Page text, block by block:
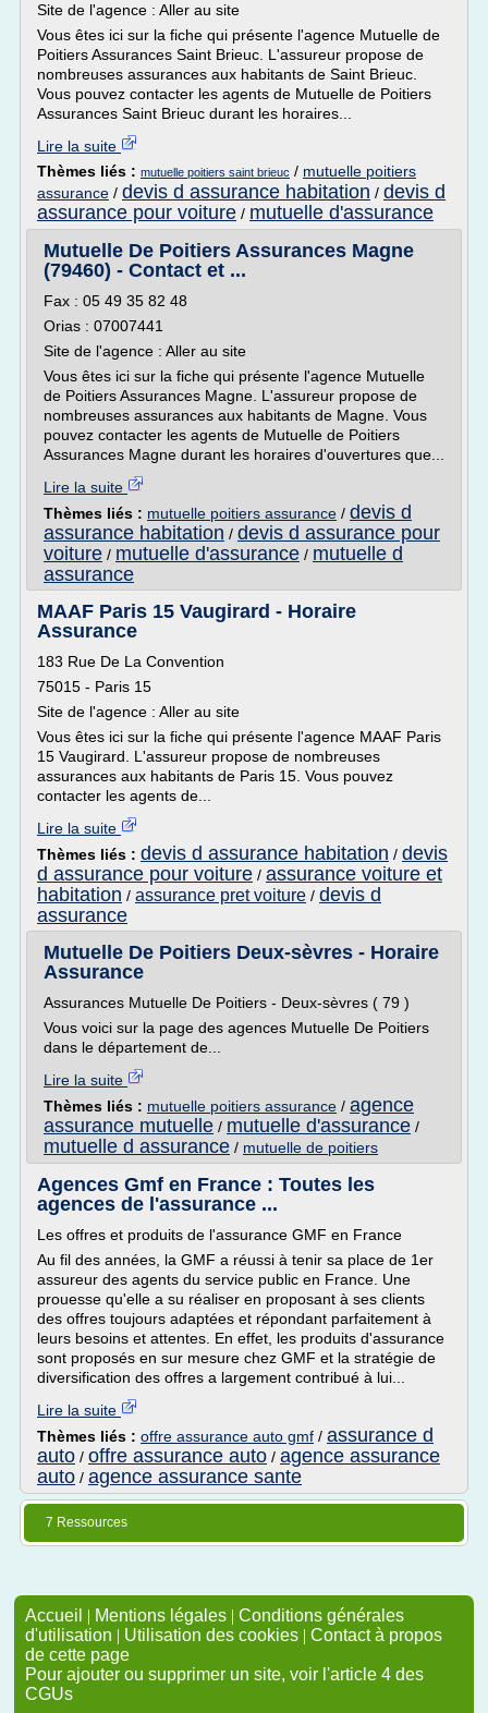
Site de l'agence : Aller au site
Vous êtes ici sur la fiche qui présente l'agence Mutuelle de
Poitiers Assurances Saint Brieuc. L'assureur propose de
nombreuses assurances aux habitants de Saint Brieuc.
Vous pouvez contacter les agents de Mutuelle de Poitiers
Assurances Saint Brieuc durant les horaires...
Lire la suite
Thèmes liés : mutuelle poitiers saint brieuc / mutuelle poitiers
assurance / devis d assurance habitation / devis d
assurance pour voiture / mutuelle d'assurance
Mutuelle De Poitiers Assurances Magne
(79460) - Contact et ...
Fax : 05 49 35 82 48
Orias : 07007441
Site de l'agence : Aller au site
Vous êtes ici sur la fiche qui présente l'agence Mutuelle
de Poitiers Assurances Magne. L'assureur propose de
nombreuses assurances aux habitants de Magne. Vous
pouvez contacter les agents de Mutuelle de Poitiers
Assurances Magne durant les horaires d'ouvertures que...
Lire la suite
Thèmes liés : mutuelle poitiers assurance / devis d
assurance habitation / devis d assurance pour
voiture / mutuelle d'assurance / mutuelle d
assurance
MAAF Paris 15 Vaugirard - Horaire
Assurance
183 Rue De La Convention
75015 - Paris 15
Site de l'agence : Aller au site
Vous êtes ici sur la fiche qui présente l'agence MAAF Paris
15 Vaugirard. L'assureur propose de nombreuses
assurances aux habitants de Paris 15. Vous pouvez
contacter les agents de...
Lire la suite
Thèmes liés : devis d assurance habitation / devis
d assurance pour voiture / assurance voiture et
habitation / assurance pret voiture / devis d
assurance
Mutuelle De Poitiers Deux-sèvres - Horaire
Assurance
Assurances Mutuelle De Poitiers - Deux-sèvres ( 79 )
Vous voici sur la page des agences Mutuelle De Poitiers
dans le département de...
Lire la suite
Thèmes liés : mutuelle poitiers assurance / agence
assurance mutuelle / mutuelle d'assurance /
mutuelle d assurance / mutuelle de poitiers
Agences Gmf en France : Toutes les
agences de l'assurance ...
Les offres et produits de l'assurance GMF en France
Au fil des années, la GMF a réussi à tenir sa place de 1er
assureur des agents du service public en France. Une
prouesse qu'elle a su réaliser en proposant à ses clients
des offres toujours adaptées et répondant parfaitement à
leurs besoins et attentes. En effet, les produits d'assurance
sont proposés en sur mesure chez GMF et la stratégie de
diversification des offres a largement contribué à lui...
Lire la suite
Thèmes liés : offre assurance auto gmf / assurance d
auto / offre assurance auto / agence assurance
auto / agence assurance sante
7 Ressources
Accueil | Mentions légales | Conditions générales
d'utilisation | Utilisation des cookies | Contact à propos
de cette page
Pour ajouter ou supprimer un site, voir l'article 4 des
CGUs